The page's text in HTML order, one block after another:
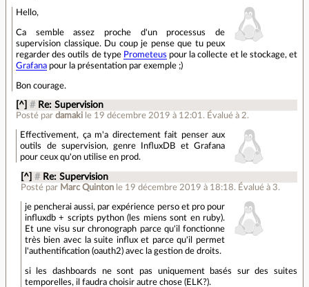
Hello,
Ca semble assez proche d'un processus de
supervision classique. Du coup je pense que tu peux
regarder des outils de type Prometeus pour la collecte et le stockage, et
Grafana pour la présentation par exemple ;)
Bon courage.
[^] # Re: Supervision
Posté pardamaki le 19 décembre 2019 à 12:01 . Évalué à 2.
Effectivement, ça m'a directement fait penser aux
outils de supervision, genre InfluxDB et Grafana
pour ceux qu'on utilise en prod.
[^] # Re: Supervision
Posté par Marc Quinton le 19 décembre 2019 à 18:18. Évalué à 3.
je pencherai aussi, par expérience perso et pro pour
influxdb + scripts python (les miens sont en ruby).
Et une visu sur chronograph parce qu'il fonctionne
très bien avec la suite influx et parce qu'il permet
l'authentification (oauth2) avec la gestion de droits.
si les dashboards ne sont pas uniquement basés sur des suites
temporelles, il faudra choisir autre chose (ELK?).